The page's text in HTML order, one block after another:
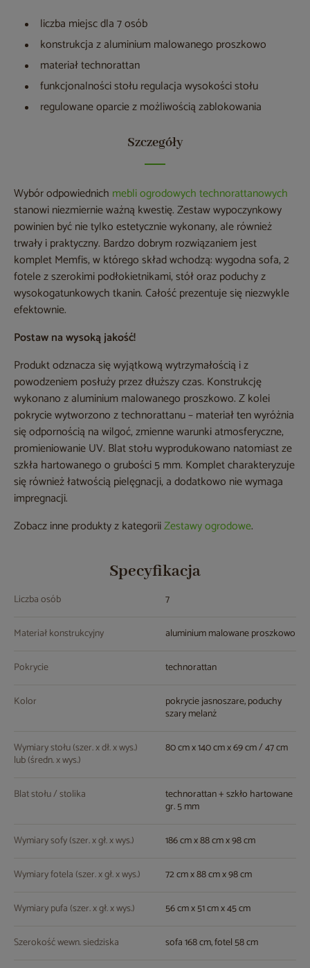
liczba miejsc dla 7 osób
konstrukcja z aluminium malowanego proszkowo
materiał technorattan
funkcjonalności stołu regulacja wysokości stołu
regulowane oparcie z możliwością zablokowania
Szczegóły
Wybór odpowiednich mebli ogrodowych technorattanowych
stanowi niezmiernie ważną kwestię. Zestaw wypoczynkowy
powinien być nie tylko estetycznie wykonany, ale również
trwały i praktyczny. Bardzo dobrym rozwiązaniem jest
komplet Memfis, w którego skład wchodzą: wygodna sofa, 2
fotele z szerokimi podłokietnikami, stół oraz poduchy z
wysokogatunkowych tkanin. Całość prezentuje się niezwykle
efektownie.
Postaw na wysoką jakość!
Produkt odznacza się wyjątkową wytrzymałością i z
powodzeniem posłuży przez dłuższy czas. Konstrukcję
wykonano z aluminium malowanego proszkowo. Z kolei
pokrycie wytworzono z technorattanu – materiał ten wyróżnia
się odpornością na wilgoć, zmienne warunki atmosferyczne,
promieniowanie UV. Blat stołu wyprodukowano natomiast ze
szkła hartowanego o grubości 5 mm. Komplet charakteryzuje
się również łatwością pielęgnacji, a dodatkowo nie wymaga
impregnacji.
Zobacz inne produkty z kategoriiZestawy ogrodowe.
Specyfikacja
Liczba osób 7
Materiał konstrukcyjny aluminium malowane proszkowo
Pokrycie technorattan
Kolor pokrycie jasnoszare, poduchy
szary melanż
Wymiary stołu (szer. x dł. x wys.)
lub (średn. x wys.)
80 cm x 140 cm x 69 cm / 47 cm
Blat stołu / stolika technorattan + szkło hartowane
gr. 5 mm
Wymiary sofy (szer. x gł. x wys.) 186 cm x 88 cm x 98 cm
Wymiary fotela (szer. x gł. x wys.) 72 cm x 88 cm x 98 cm
Wymiary pufa (szer. x gł. x wys.) 56 cm x 51 cm x 45 cm
Szerokość wewn. siedziska sofa 168 cm, fotel 58 cm